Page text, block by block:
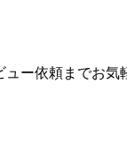
ー依頼までお気